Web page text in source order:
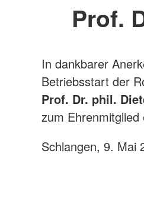
Prof.
In dankbarer
Betriebsstart der
Prof. Dr. phil.
zum Ehrenmitglied
Schlangen, 9. Mai